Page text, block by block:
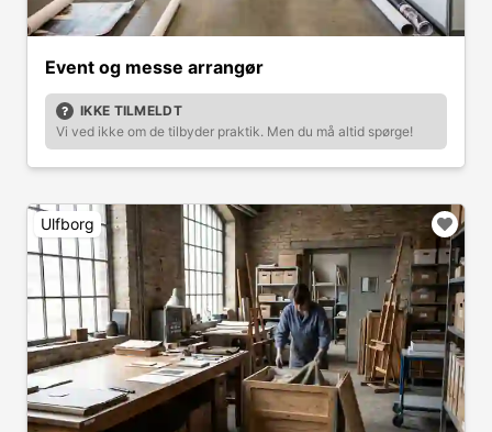
Event og messe arrangør
IKKE TILMELDT
Vi ved ikke om de tilbyder praktik. Men du må altid spørge!
Ulfborg